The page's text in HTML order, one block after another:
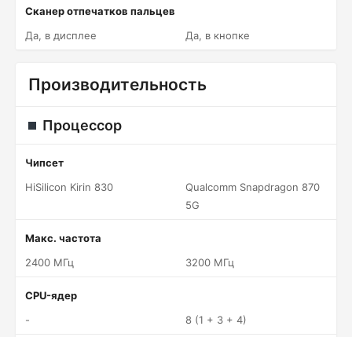
Сканер отпечатков пальцев
Да, в дисплее
Да, в кнопке
Производительность
Процессор
Чипсет
HiSilicon Kirin 830
Qualcomm Snapdragon 870
5G
Макс. частота
2400 МГц
3200 МГц
CPU-ядер
-
8 (1 + 3 + 4)